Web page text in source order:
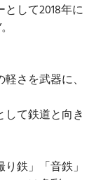
して2018年に
さを武器に、
て鉄道と向き
鉄」「音鉄」